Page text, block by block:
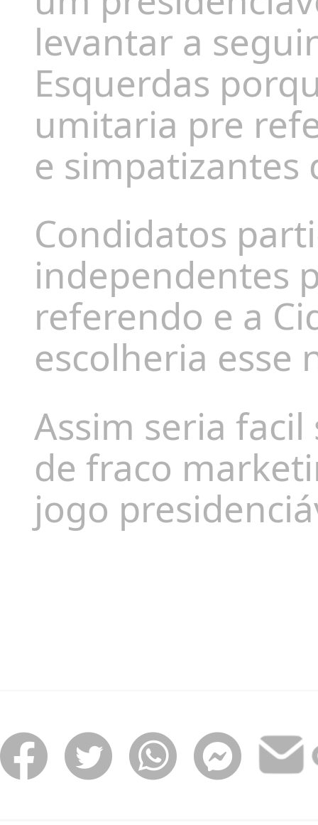
levantar a
Esquerdas
umitaria pre
e simpatizantes
Condidatos
independentes
referendo e a
escolheria esse
Assim seria
de fraco
jogo